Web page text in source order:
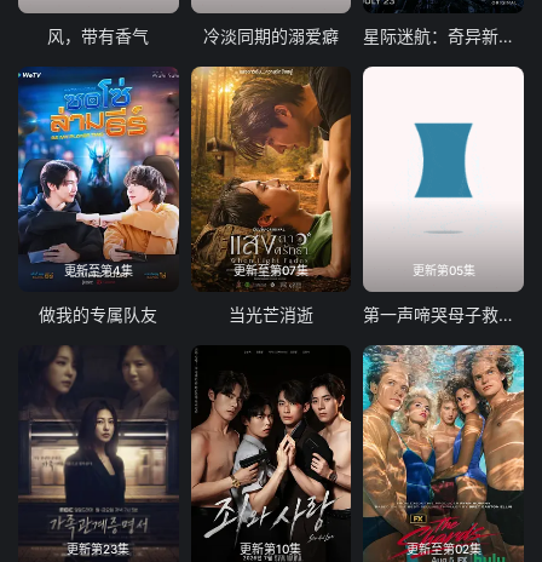
风，带有香气 冷淡同期的溺爱癖 星际迷航：奇异新世界第四季
更新至第4集
做我的专属队友
更新至第07集
当光芒消逝
更新第05集
第一声啼哭母子救命急救班
更新第23集 更新第10集 更新至第02集